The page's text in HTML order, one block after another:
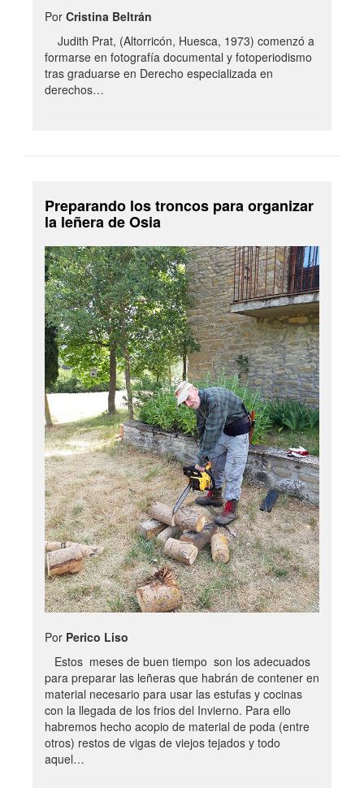
Por Cristina Beltrán
Judith Prat, (Altorricón, Huesca, 1973) comenzó a
formarse en fotografía documental y fotoperiodismo
tras graduarse en Derecho especializada en
derechos…
Preparando los troncos para organizar
la leñera de Osia
Por Perico Liso
Estos meses de buen tiempo son los adecuados
para preparar las leñeras que habrán de contener en
material necesario para usar las estufas y cocinas
con la llegada de los frios del Invierno. Para ello
habremos hecho acopio de material de poda (entre
otros) restos de vigas de viejos tejados y todo
aquel…